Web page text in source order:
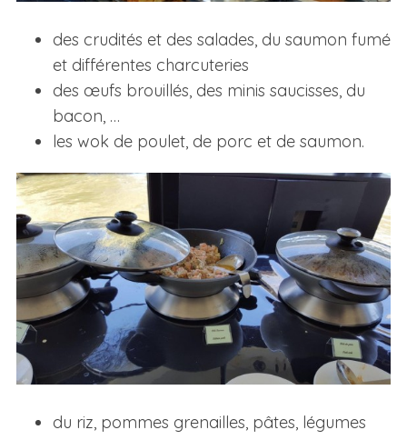
des crudités et des salades, du saumon fumé
et différentes charcuteries
des œufs brouillés, des minis saucisses, du
bacon, …
les wok de poulet, de porc et de saumon.
du riz, pommes grenailles, pâtes, légumes